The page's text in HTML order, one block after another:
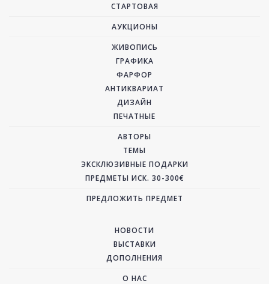
СТАРТОВАЯ
АУКЦИОНЫ
ЖИВОПИСЬ
ГРАФИКА
ФАРФОР
АНТИКВАРИАТ
ДИЗАЙН
ПЕЧАТНЫЕ
АВТОРЫ
ТЕМЫ
ЭКСКЛЮЗИВНЫЕ ПОДАРКИ
ПРЕДМЕТЫ ИСК. 30-300€
ПРЕДЛОЖИТЬ ПРЕДМЕТ
НОВОСТИ
ВЫСТАВКИ
ДОПОЛНЕНИЯ
О НАС